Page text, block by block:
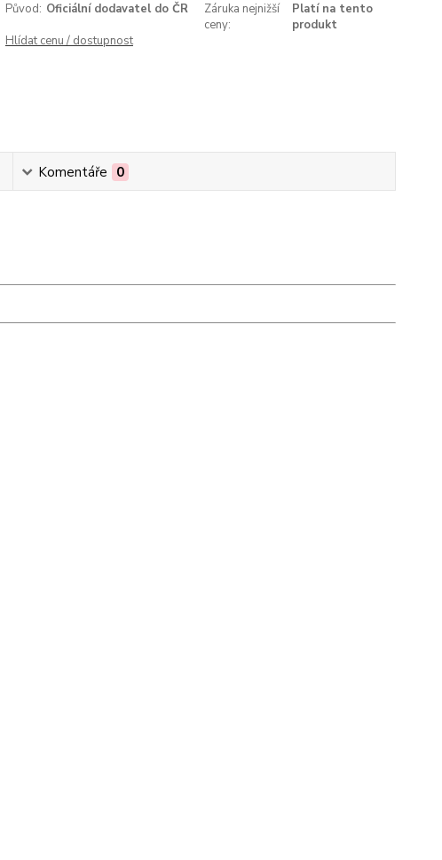
Původ: Oficiální dodavatel do ČR
Záruka nejnižší
ceny:
Platí na tento
produkt
Hlídat cenu / dostupnost
Komentáře 0